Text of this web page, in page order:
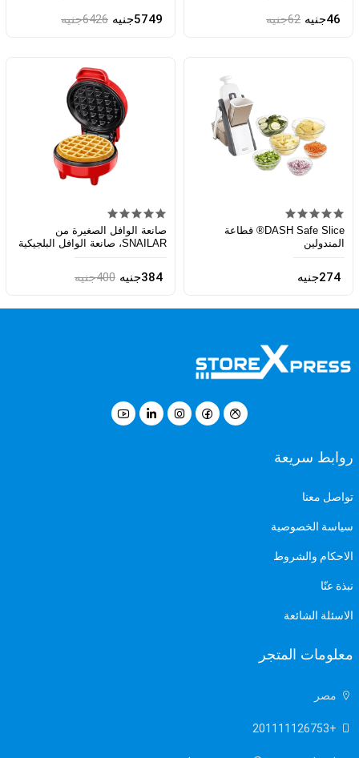
46جنيه 62جنيه 5749جنيه 6426جنيه
DASH Safe Slice® قطاعة
المندولين
274جنيه
صانعة الوافل الصغيرة من
SNAILAR، صانعة الوافل البلجيكية
384جنيه 400جنيه
روابط سريعة
تواصل معنا
سياسة الخصوصية
الاحكام والشروط
نبذة عنّا
الاسئلة الشائعة
معلومات المتجر
مصر
+201111126753